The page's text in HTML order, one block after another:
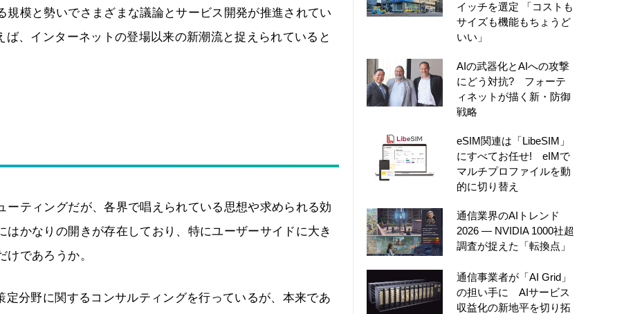
規模と勢いでさまざまな議論とサービス開発が推進されてい
、インターネットの登場以来の新潮流と捉えられていると
ーティングだが、各界で唱えられている思想や求められる効
かなりの開きが存在しており、特にユーザーサイドに大き
であろうか。
分野に関するコンサルティングを行っているが、本来であ
イッチを選定 「コストも
サイズも機能もちょうど
いい」
AIの武器化とAIへの攻撃
にどう対抗? フォーテ
ィネットが描く新・防御
戦略
eSIM関連は「LibeSIM」
にすべてお任せ! eIMで
マルチプロファイルを動
的に切り替え
通信業界のAIトレンド
2026 ― NVIDIA 1000社超
調査が捉えた「転換点」
通信事業者が「AI Grid」
の担い手に AIサービス
収益化の新地平を切り拓